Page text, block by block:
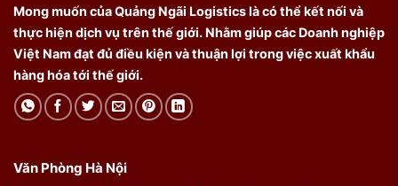
Mong muốn của Quảng Ngãi Logistics là có thể kết nối và
thực hiện dịch vụ trên thế giới. Nhằm giúp các Doanh nghiệp
Việt Nam đạt đủ điều kiện và thuận lợi trong việc xuất khẩu
hàng hóa tới thế giới.
Văn Phòng Hà Nội